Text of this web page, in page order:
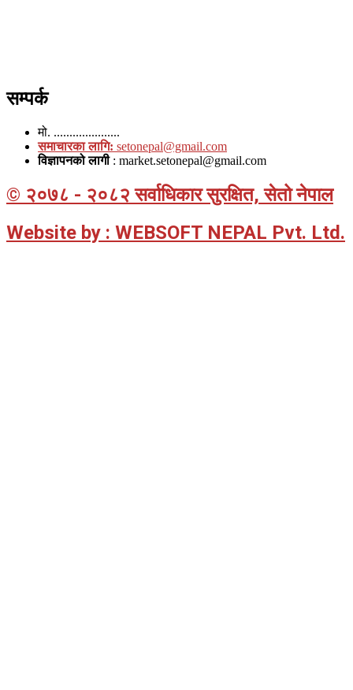
सम्पर्क
मो. .....................
समाचारका लागि: setonepal@gmail.com
विज्ञापनको लागी : market.setonepal@gmail.com
© २०७८ - २०८२ सर्वाधिकार सुरक्षित, सेतो नेपाल
Website by : WEBSOFT NEPAL Pvt. Ltd.